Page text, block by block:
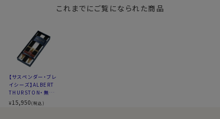
イギリス
ご注意
サスペンダーのクリップに厚手の生地などを挟んで無理
やりクリップを閉じないで下さい。 過度の力を加えての
これまでにご覧になられた商品
【サスペンダー・ブレ
イシーズ】ALBERT
THURSTON・無地・
ブラック・イギリス製
¥15,950(税込)